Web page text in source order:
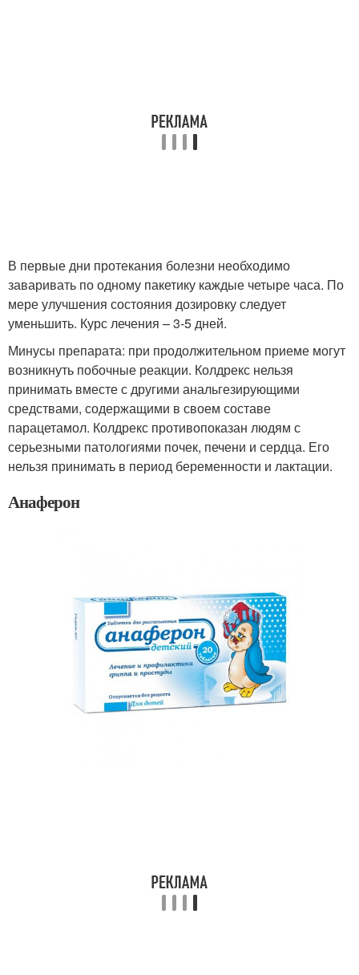
В первые дни протекания болезни необходимо
заваривать по одному пакетику каждые четыре часа. По
мере улучшения состояния дозировку следует
уменьшить. Курс лечения – 3-5 дней.
Минусы препарата: при продолжительном приеме могут
возникнуть побочные реакции. Колдрекс нельзя
принимать вместе с другими анальгезирующими
средствами, содержащими в своем составе
парацетамол. Колдрекс противопоказан людям с
серьезными патологиями почек, печени и сердца. Его
нельзя принимать в период беременности и лактации.
Анаферон